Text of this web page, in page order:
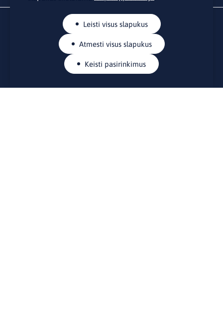
Leisti visus slapukus
Atmesti visus slapukus
Keisti pasirinkimus